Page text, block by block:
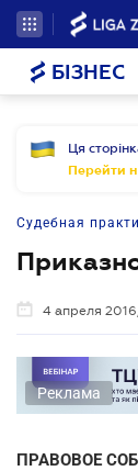
БІЗНЕС
Ця
Перейти
Судебная
4 апреля
Реклама
ПРАВОВОЕ